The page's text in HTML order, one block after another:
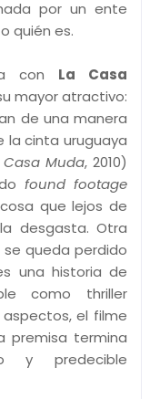
por un ente
quién es.
con La Casa
mayor atractivo:
de una manera
la cinta uruguaya
Casa Muda, 2010)
found footage
que lejos de
desgasta. Otra
queda perdido
una historia de
como thriller
el filme
premisa termina
y predecible